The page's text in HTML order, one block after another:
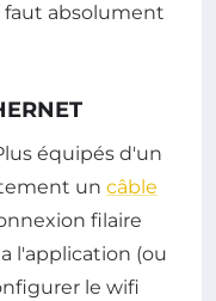
faut absolument
équipés d'un
un câble
filaire
l'application (ou
le wifi